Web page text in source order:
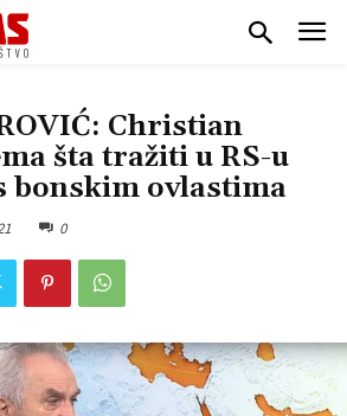
Christian
šta tražiti u RS-u
bonskim ovlastima
0